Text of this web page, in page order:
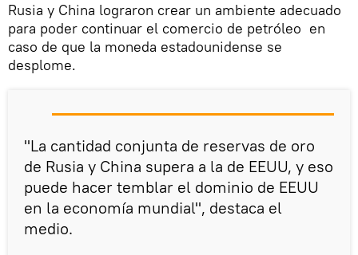
Rusia y China lograron crear un ambiente adecuado
para poder continuar el comercio de petróleo en
caso de que la moneda estadounidense se
desplome.
"La cantidad conjunta de reservas de oro
de Rusia y China supera a la de EEUU, y eso
puede hacer temblar el dominio de EEUU
en la economía mundial", destaca el
medio.